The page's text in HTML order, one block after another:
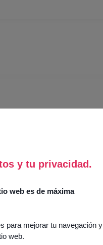
y tu privacidad.
web es de máxima
para mejorar tu navegación y
web.